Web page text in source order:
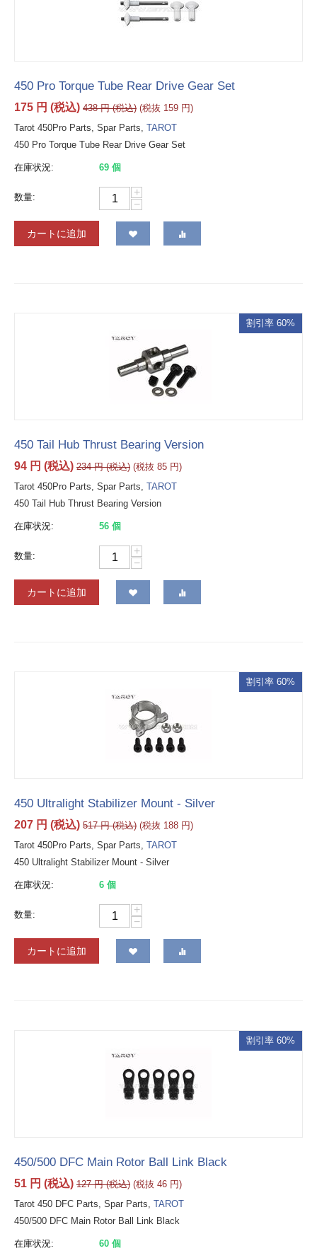
450 Pro Torque Tube Rear Drive Gear Set
175 円 (税込) 438 円(税込) (税抜 159 円)
Tarot 450Pro Parts, Spar Parts, TAROT
450 Pro Torque Tube Rear Drive Gear Set
在庫状況: 69 個
数量:
+
−
カートに追加
割引率 60%
450 Tail Hub Thrust Bearing Version
94 円 (税込) 234 円(税込) (税抜 85 円)
Tarot 450Pro Parts, Spar Parts, TAROT
450 Tail Hub Thrust Bearing Version
在庫状況: 56 個
数量:
+
−
カートに追加
割引率 60%
450 Ultralight Stabilizer Mount - Silver
207 円 (税込) 517 円(税込) (税抜 188 円)
Tarot 450Pro Parts, Spar Parts, TAROT
450 Ultralight Stabilizer Mount - Silver
在庫状況: 6 個
数量:
+
−
カートに追加
割引率 60%
450/500 DFC Main Rotor Ball Link Black
51 円 (税込) 127 円(税込) (税抜 46 円)
Tarot 450 DFC Parts, Spar Parts, TAROT
450/500 DFC Main Rotor Ball Link Black
在庫状況: 60 個